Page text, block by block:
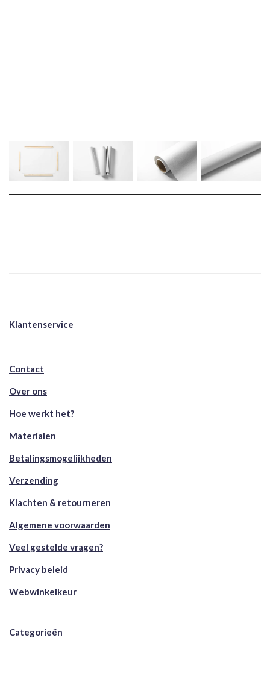
Klantenservice
Contact
Over ons
Hoe werkt het?
Materialen
Betalingsmogelijkheden
Verzending
Klachten & retourneren
Algemene voorwaarden
Veel gestelde vragen?
Privacy beleid
Webwinkelkeur
Categorieën